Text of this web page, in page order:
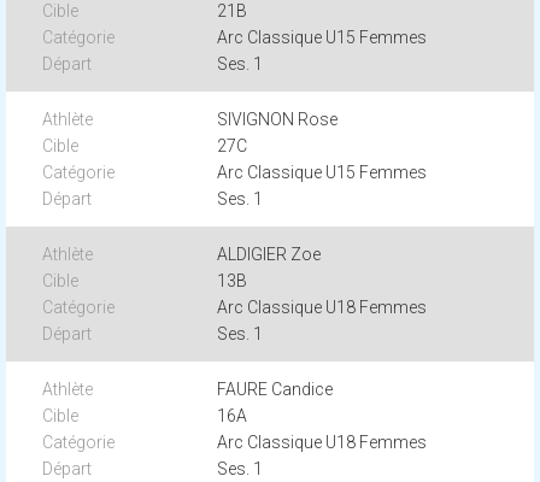
21B
Arc Classique U15 Femmes
Ses. 1
SIVIGNON Rose
27C
Arc Classique U15 Femmes
Ses. 1
ALDIGIER Zoe
13B
Arc Classique U18 Femmes
Ses. 1
FAURE Candice
16A
Arc Classique U18 Femmes
Ses. 1